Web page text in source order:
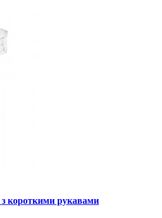
з короткими рукавами